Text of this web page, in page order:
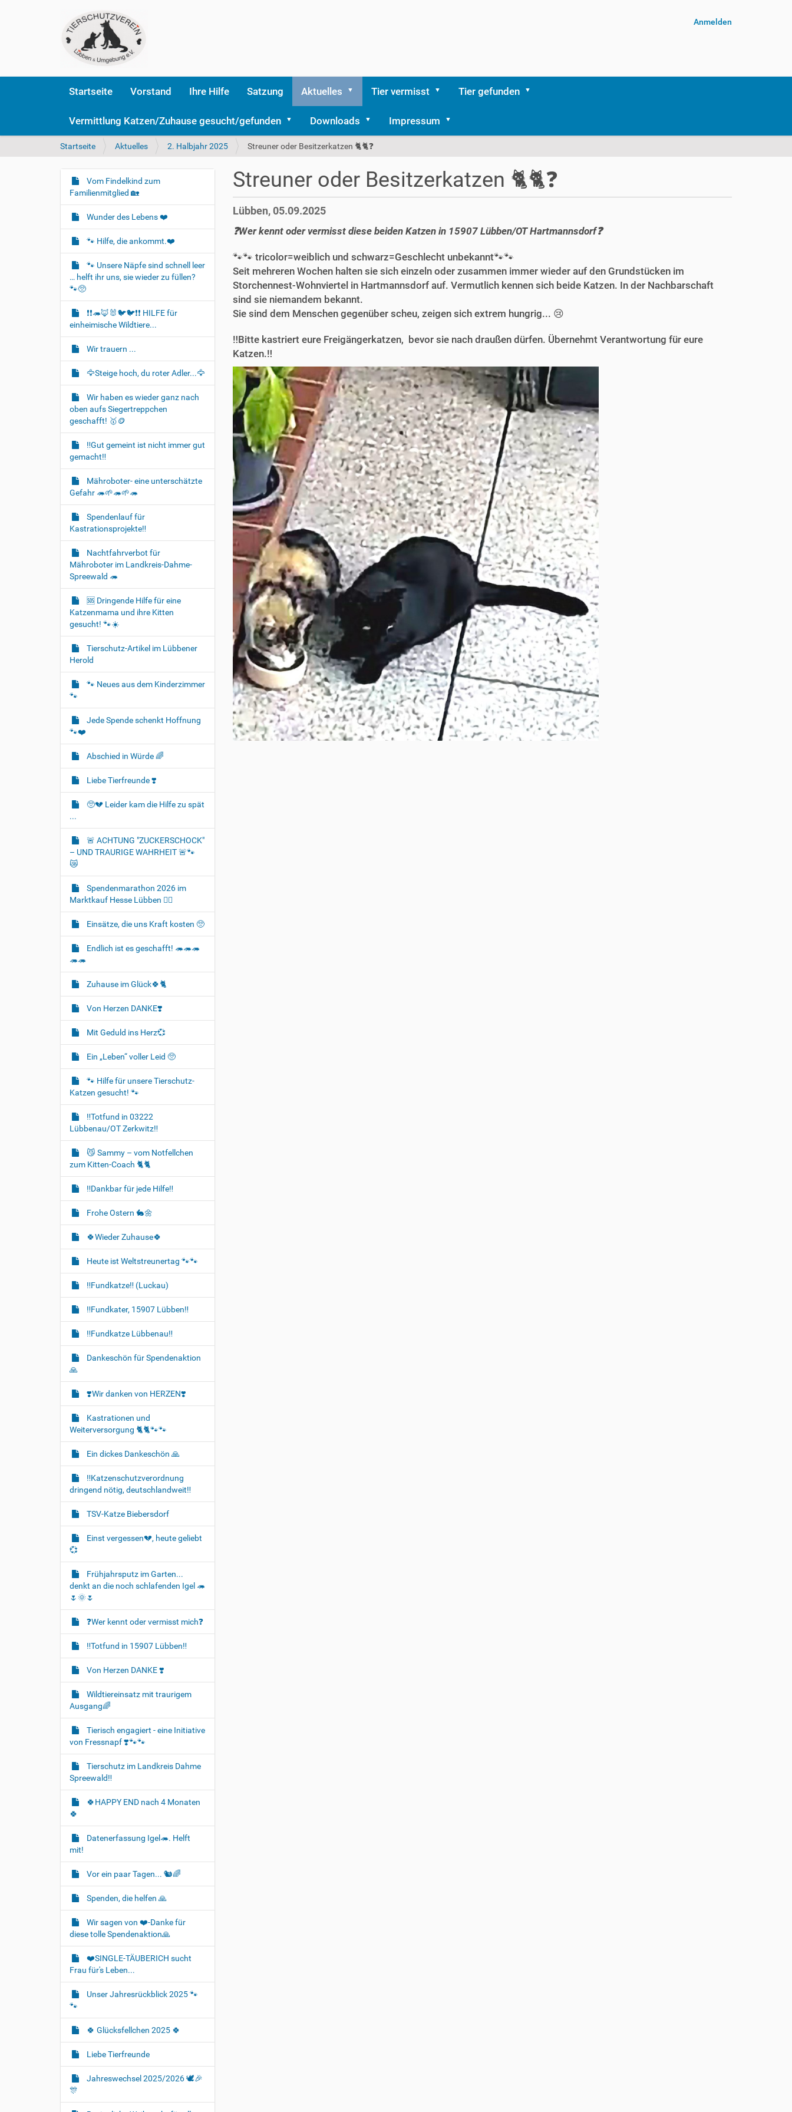
Anmelden
Startseite Vorstand Ihre Hilfe Satzung Aktuelles Tier vermisst Tier gefunden
Vermittlung Katzen/Zuhause gesucht/gefunden Downloads Impressum
S
e
n
h
e
Startseite Aktuelles 2. Halbjahr 2025 Streuner oder Besitzerkatzen 🐈🐈‍❓️
Streuner oder Besitzerkatzen 🐈🐈‍❓️
Lübben, 05.09.2025
❓️Wer kennt oder vermisst diese beiden Katzen in 15907 Lübben/OT Hartmannsdorf❓️
🐾🐾 tricolor=weiblich und schwarz=Geschlecht unbekannt🐾🐾
Seit mehreren Wochen halten sie sich einzeln oder zusammen immer wieder auf den Grundstücken im
Storchennest-Wohnviertel in Hartmannsdorf auf. Vermutlich kennen sich beide Katzen. In der Nachbarschaft
sind sie niemandem bekannt.
Sie sind dem Menschen gegenüber scheu, zeigen sich extrem hungrig... 😢
‼️Bitte kastriert eure Freigängerkatzen, bevor sie nach draußen dürfen. Übernehmt Verantwortung für eure
Katzen.‼️
N
a
v
i
g
a
t
i
o
n
Vom Findelkind zum
Familienmitglied 🏡
Wunder des Lebens ❤️
🐾 Hilfe, die ankommt.❤️
🐾 Unsere Näpfe sind schnell leer
… helft ihr uns, sie wieder zu füllen?
🐾🥺
❗❗🦔🦊🐰🐦‍🐦❗❗ HILFE für
einheimische Wildtiere...
Wir trauern ...
🦅Steige hoch, du roter Adler...🦅
Wir haben es wieder ganz nach
oben aufs Siegertreppchen
geschafft! 🥇🪙
‼️Gut gemeint ist nicht immer gut
gemacht‼️
Mähroboter- eine unterschätzte
Gefahr 🦔🌱🦔🌱🦔
Spendenlauf für
Kastrationsprojekte‼️
Nachtfahrverbot für
Mähroboter im Landkreis-Dahme-
Spreewald 🦔
🆘️ Dringende Hilfe für eine
Katzenmama und ihre Kitten
gesucht! 🐾☀️
Tierschutz-Artikel im Lübbener
Herold
🐾 Neues aus dem Kinderzimmer
🐾
Jede Spende schenkt Hoffnung
🐾❤️
Abschied in Würde 🌈
Liebe Tierfreunde ❣️
🥺💔 Leider kam die Hilfe zu spät
...
🚨 ACHTUNG "ZUCKERSCHOCK"
– UND TRAURIGE WAHRHEIT 🚨🐾
😿
Spendenmarathon 2026 im
Marktkauf Hesse Lübben 👍🏻
Einsätze, die uns Kraft kosten 🥺
Endlich ist es geschafft! 🦔🦔🦔
🦔🦔
Zuhause im Glück🍀🐈‍
Von Herzen DANKE❣️
Mit Geduld ins Herz💞
Ein „Leben“ voller Leid 🥺
🐾 Hilfe für unsere Tierschutz-
Katzen gesucht! 🐾
‼️Totfund in 03222
Lübbenau/OT Zerkwitz‼️
😼 Sammy – vom Notfellchen
zum Kitten-Coach 🐈🐈‍
‼️Dankbar für jede Hilfe‼️
Frohe Ostern 🐇🌼
🍀Wieder Zuhause🍀
Heute ist Weltstreunertag 🐾🐾
‼️Fundkatze‼️ (Luckau)
‼️Fundkater, 15907 Lübben‼️
‼️Fundkatze Lübbenau‼️
Dankeschön für Spendenaktion
🙏
❣️Wir danken von HERZEN❣️
Kastrationen und
Weiterversorgung 🐈‍🐈🐾🐾
Ein dickes Dankeschön 🙏
‼️Katzenschutzverordnung
dringend nötig, deutschlandweit‼️
TSV-Katze Biebersdorf
Einst vergessen💔, heute geliebt
💞
Frühjahrsputz im Garten...
denkt an die noch schlafenden Igel 🦔
🌷🌞🌷
❓️Wer kennt oder vermisst mich❓️
‼️Totfund in 15907 Lübben‼️
Von Herzen DANKE ❣️
Wildtiereinsatz mit traurigem
Ausgang🌈
Tierisch engagiert - eine Initiative
von Fressnapf ❣️🐾🐾
Tierschutz im Landkreis Dahme
Spreewald‼️
🍀HAPPY END nach 4 Monaten
🍀
Datenerfassung Igel🦔. Helft
mit!
Vor ein paar Tagen... 🐿🌈
Spenden, die helfen 🙏
Wir sagen von ❤️-Danke für
diese tolle Spendenaktion🙏
❤️SINGLE-TÄUBERICH sucht
Frau für's Leben...
Unser Jahresrückblick 2025 🐾
🐾
🍀 Glücksfellchen 2025 🍀
Liebe Tierfreunde
Jahreswechsel 2025/2026 🕊🎉
🎊